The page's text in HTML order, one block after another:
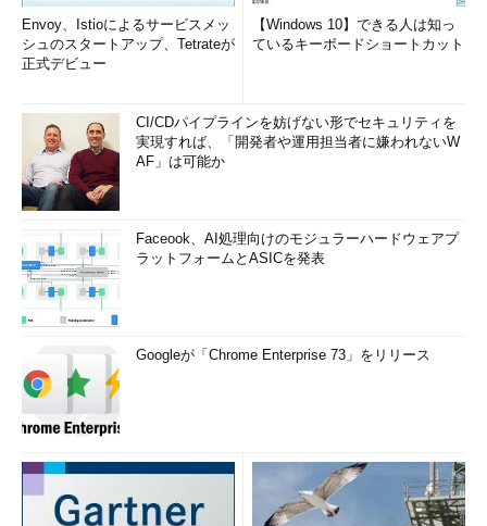
Envoy、Istioによるサービスメッ
シュのスタートアップ、Tetrateが
正式デビュー
【Windows 10】できる人は知っ
ているキーボードショートカット
CI/CDパイプラインを妨げない形でセキュリティを
実現すれば、「開発者や運用担当者に嫌われないW
AF」は可能か
Faceook、AI処理向けのモジュラーハードウェアプ
ラットフォームとASICを発表
Googleが「Chrome Enterprise 73」をリリース